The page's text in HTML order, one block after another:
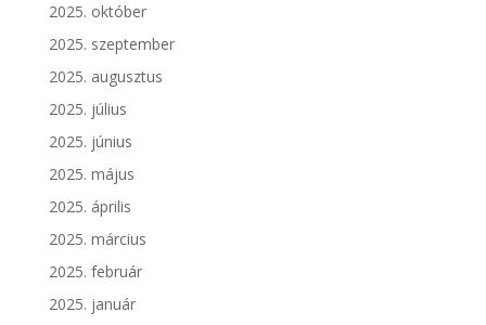
2025. október
2025. szeptember
2025. augusztus
2025. július
2025. június
2025. május
2025. április
2025. március
2025. február
2025. január